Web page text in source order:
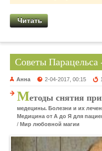
Читать
Советы Парацельса
Анна 2-04-2017, 00:15
Методы снятия
медецины. Болезни и их
Медицина от А до Я для
/ Мир любовной магии